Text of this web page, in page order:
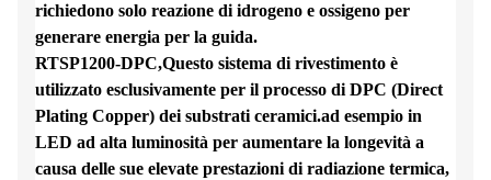
richiedono solo reazione di idrogeno e ossigeno per
generare energia per la guida.
RTSP1200-DPC,Questo sistema di rivestimento è
utilizzato esclusivamente per il processo di DPC (Direct
Plating Copper) dei substrati ceramici.ad esempio in
LED ad alta luminosità per aumentare la longevità a
causa delle sue elevate prestazioni di radiazione termica,